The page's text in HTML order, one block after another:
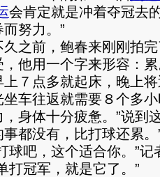
会肯定就是冲着夺冠去
努力。”
前，鲍春来刚刚拍完
，他用一个字来形容：
上７点多就起床，晚上
坐车往返就需要８个多
身体十分疲惫。”说到
事都没有，比打球还累。
吧，这个适合你。”记
打冠军，就是它了。”